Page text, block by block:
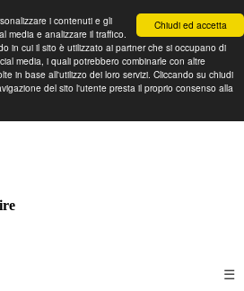
Chiudi ed accetta
i contenuti e gli
media e analizzare il traffico.
in cui il sito è utilizzato ai partner che si occupano di
media, i quali potrebbero combinarle con altre
in base all'utilizzo dei loro servizi. Cliccando su chiudi
del sito l'utente presta il proprio consenso alla
☰